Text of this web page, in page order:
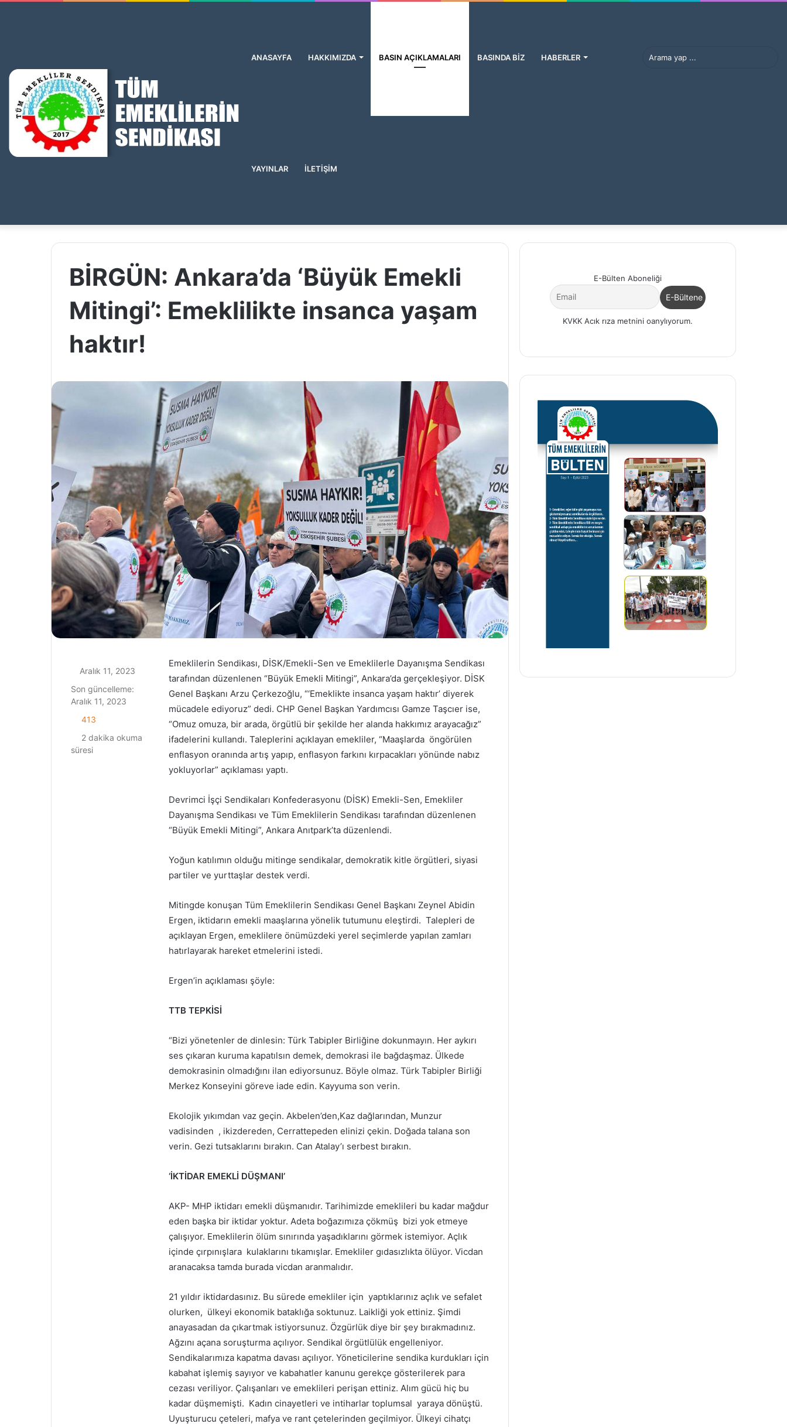
ANASAYFA HAKKIMIZDA BASIN AÇIKLAMALARI BASINDA BİZ HABERLER
YAYINLAR İLETİŞİM
BİRGÜN: Ankara’da ‘Büyük Emekli
Mitingi’: Emeklilikte insanca yaşam
haktır!
Emeklilerin Sendikası, DİSK/Emekli-Sen ve Emeklilerle Dayanışma Sendikası
tarafından düzenlenen “Büyük Emekli Mitingi”, Ankara’da gerçekleşiyor. DİSK
Genel Başkanı Arzu Çerkezoğlu, “‘Emeklikte insanca yaşam haktır’ diyerek
mücadele ediyoruz” dedi. CHP Genel Başkan Yardımcısı Gamze Taşcıer ise,
“Omuz omuza, bir arada, örgütlü bir şekilde her alanda hakkımız arayacağız”
ifadelerini kullandı. Taleplerini açıklayan emekliler, “Maaşlarda öngörülen
enflasyon oranında artış yapıp, enflasyon farkını kırpacakları yönünde nabız
yokluyorlar” açıklaması yaptı.
Devrimci İşçi Sendikaları Konfederasyonu (DİSK) Emekli-Sen, Emekliler
Dayanışma Sendikası ve Tüm Emeklilerin Sendikası tarafından düzenlenen
“Büyük Emekli Mitingi”, Ankara Anıtpark’ta düzenlendi.
Yoğun katılımın olduğu mitinge sendikalar, demokratik kitle örgütleri, siyasi
partiler ve yurttaşlar destek verdi.
Mitingde konuşan Tüm Emeklilerin Sendikası Genel Başkanı Zeynel Abidin
Ergen, iktidarın emekli maaşlarına yönelik tutumunu eleştirdi. Talepleri de
açıklayan Ergen, emeklilere önümüzdeki yerel seçimlerde yapılan zamları
hatırlayarak hareket etmelerini istedi.
Ergen’in açıklaması şöyle:
TTB TEPKİSİ
“Bizi yönetenler de dinlesin: Türk Tabipler Birliğine dokunmayın. Her aykırı
ses çıkaran kuruma kapatılsın demek, demokrasi ile bağdaşmaz. Ülkede
demokrasinin olmadığını ilan ediyorsunuz. Böyle olmaz. Türk Tabipler Birliği
Merkez Konseyini göreve iade edin. Kayyuma son verin.
Ekolojik yıkımdan vaz geçin. Akbelen’den,Kaz dağlarından, Munzur
vadisinden , ikizdereden, Cerrattepeden elinizi çekin. Doğada talana son
verin. Gezi tutsaklarını bırakın. Can Atalay’ı serbest bırakın.
‘İKTİDAR EMEKLİ DÜŞMANI’
AKP- MHP iktidarı emekli düşmanıdır. Tarihimizde emeklileri bu kadar mağdur
eden başka bir iktidar yoktur. Adeta boğazımıza çökmüş bizi yok etmeye
çalışıyor. Emeklilerin ölüm sınırında yaşadıklarını görmek istemiyor. Açlık
içinde çırpınışlara kulaklarını tıkamışlar. Emekliler gıdasızlıkta ölüyor. Vicdan
aranacaksa tamda burada vicdan aranmalıdır.
21 yıldır iktidardasınız. Bu sürede emekliler için yaptıklarınız açlık ve sefalet
olurken, ülkeyi ekonomik bataklığa soktunuz. Laikliği yok ettiniz. Şimdi
anayasadan da çıkartmak istiyorsunuz. Özgürlük diye bir şey bırakmadınız.
Ağzını açana soruşturma açılıyor. Sendikal örgütlülük engelleniyor.
Sendikalarımıza kapatma davası açılıyor. Yöneticilerine sendika kurdukları için
kabahat işlemiş sayıyor ve kabahatler kanunu gerekçe gösterilerek para
cezası veriliyor. Çalışanları ve emeklileri perişan ettiniz. Alım gücü hiç bu
kadar düşmemişti. Kadın cinayetleri ve intiharlar toplumsal yaraya dönüştü.
Uyuşturucu çeteleri, mafya ve rant çetelerinden geçilmiyor. Ülkeyi cihatçı
Aralık 11, 2023
Son güncelleme:
Aralık 11, 2023
413
2 dakika okuma
süresi
E-Bülten Aboneliği
KVKK Acık rıza metnini oanylıyorum.